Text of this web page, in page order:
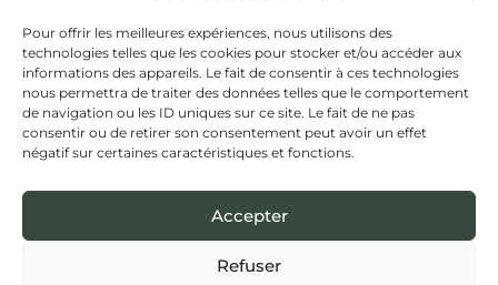
Pour offrir les meilleures expériences, nous utilisons des
technologies telles que les cookies pour stocker et/ou accéder aux
informations des appareils. Le fait de consentir à ces technologies
nous permettra de traiter des données telles que le comportement
de navigation ou les ID uniques sur ce site. Le fait de ne pas
consentir ou de retirer son consentement peut avoir un effet
négatif sur certaines caractéristiques et fonctions.
Accepter
Refuser
creating a full-scale ecosystem.
Our offices
26 Rue d’Edimbourg, 1050 Ixelles, Belgïe (Hoofdkantoor)
Botanic Tower, Bd Saint-Lazare 4/10,
1210 Brussel, Belgïe (Kantoren)